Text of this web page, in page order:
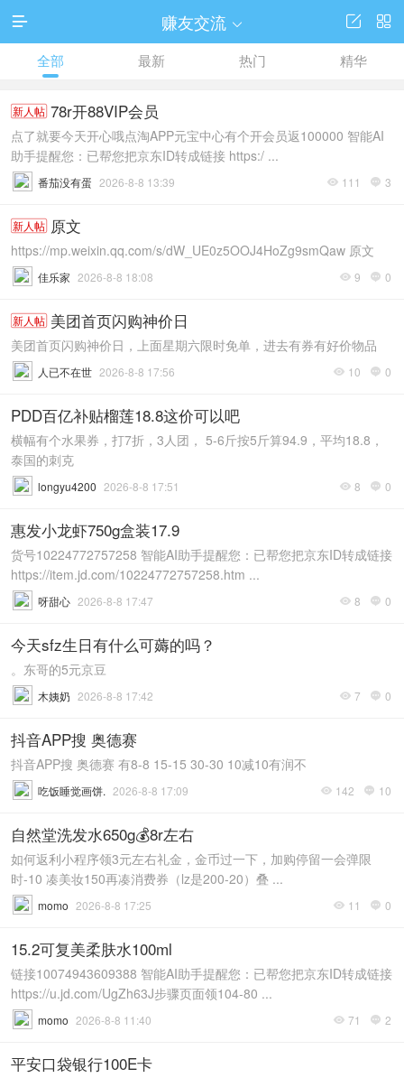
 赚友交流  

全部 最新 热门 精华
新人帖 78r开88VIP会员
点了就要今天开心哦点淘APP元宝中心有个开会员返100000 智能AI
助手提醒您：已帮您把京东ID转成链接 https:/ ...
 111  3
番茄没有蛋 2026-8-8 13:39
新人帖 原文
https://mp.weixin.qq.com/s/dW_UE0z5OOJ4HoZg9smQaw 原文
 9  0
佳乐家 2026-8-8 18:08
新人帖 美团首页闪购神价日
美团首页闪购神价日，上面星期六限时免单，进去有券有好价物品
 10  0
人已不在世 2026-8-8 17:56
PDD百亿补贴榴莲18.8这价可以吧
横幅有个水果券，打7折，3人团， 5-6斤按5斤算94.9，平均18.8，
泰国的刺克
 8  0
longyu4200 2026-8-8 17:51
惠发小龙虾750g盒装17.9
货号10224772757258 智能AI助手提醒您：已帮您把京东ID转成链接
https://item.jd.com/10224772757258.htm ...
 8  0
呀甜心 2026-8-8 17:47
今天sfz生日有什么可薅的吗？
。东哥的5元京豆
 7  0
木姨奶 2026-8-8 17:42
抖音APP搜 奥德赛
抖音APP搜 奥德赛 有8-8 15-15 30-30 10减10有润不
 142  10
吃饭睡觉画饼. 2026-8-8 17:09
自然堂洗发水650g💰8r左右
如何返利小程序领3元左右礼金，金币过一下，加购停留一会弹限
时-10 凑美妆150再凑消费券（lz是200-20）叠 ...
 11  0
momo 2026-8-8 17:25
15.2可复美柔肤水100ml
链接10074943609388 智能AI助手提醒您：已帮您把京东ID转成链接
https://u.jd.com/UgZh63J步骤页面领104-80 ...
 71  2
momo 2026-8-8 11:40
平安口袋银行100E卡